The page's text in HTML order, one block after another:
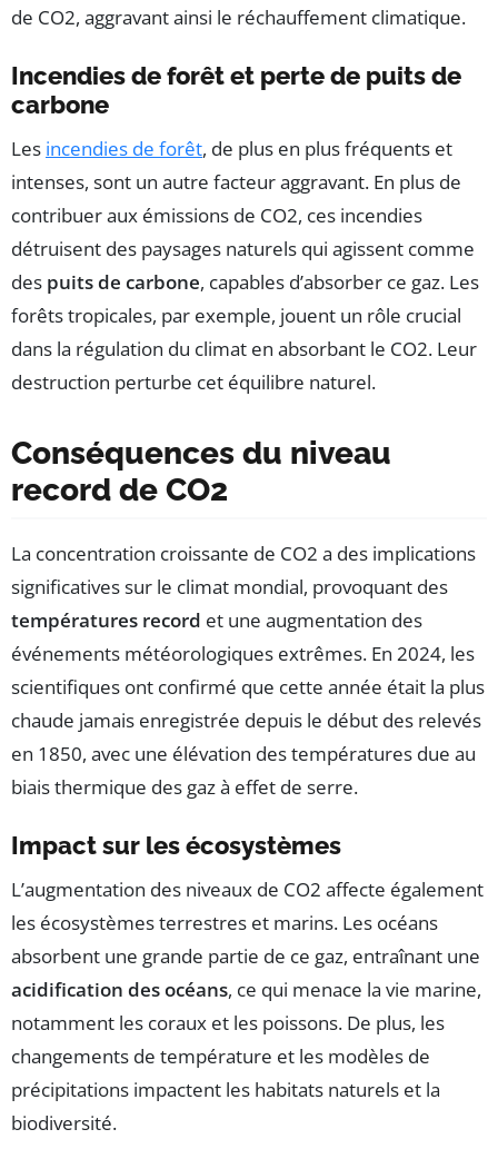
de CO2, aggravant ainsi le réchauffement climatique.
Incendies de forêt et perte de puits de
carbone
Les incendies de forêt, de plus en plus fréquents et
intenses, sont un autre facteur aggravant. En plus de
contribuer aux émissions de CO2, ces incendies
détruisent des paysages naturels qui agissent comme
des puits de carbone, capables d’absorber ce gaz. Les
forêts tropicales, par exemple, jouent un rôle crucial
dans la régulation du climat en absorbant le CO2. Leur
destruction perturbe cet équilibre naturel.
Conséquences du niveau
record de CO2
La concentration croissante de CO2 a des implications
significatives sur le climat mondial, provoquant des
températures record et une augmentation des
événements météorologiques extrêmes. En 2024, les
scientifiques ont confirmé que cette année était la plus
chaude jamais enregistrée depuis le début des relevés
en 1850, avec une élévation des températures due au
biais thermique des gaz à effet de serre.
Impact sur les écosystèmes
L’augmentation des niveaux de CO2 affecte également
les écosystèmes terrestres et marins. Les océans
absorbent une grande partie de ce gaz, entraînant une
acidification des océans, ce qui menace la vie marine,
notamment les coraux et les poissons. De plus, les
changements de température et les modèles de
précipitations impactent les habitats naturels et la
biodiversité.